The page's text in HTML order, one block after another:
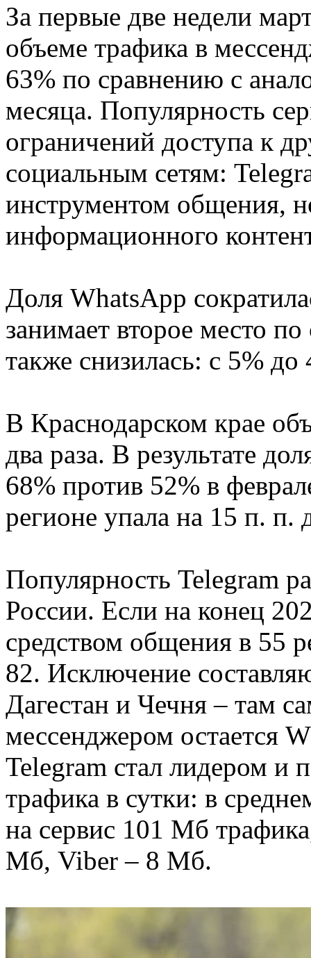
За первые две недели
объеме трафика в
63% по сравнению с
месяца. Популярность
ограничений доступа к
социальным сетям:
инструментом общения,
информационного
Доля WhatsApp
занимает второе место
также снизилась: с 5% до
В Краснодарском крае
два раза. В результате
68% против 52% в
регионе упала на 15 п. п.
Популярность Telegram
России. Если на конец
средством общения в 55
82. Исключение
Дагестан и Чечня – там
мессенджером остается
Telegram стал лидером и
трафика в сутки: в
на сервис 101 Мб
Мб, Viber – 8 Мб.